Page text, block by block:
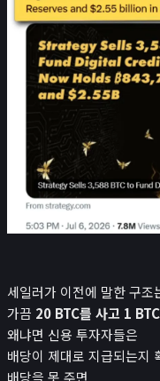
세일러가 이전에 말한 구조
가끔 20 BTC를 사고 1
왜냐면 신용 투자자들은
배당이 제대로 지급되는지
배당을 못 주면